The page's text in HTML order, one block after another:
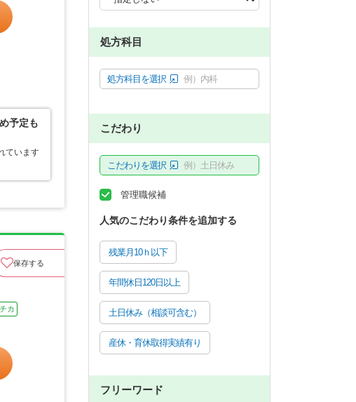
予定も
ています
保存する
カ
処方科目
処方科目を選択 例）内科
こだわり
こだわりを選択 例）土日休み
管理職候補
人気のこだわり条件を追加する
残業月10ｈ以下
年間休日120日以上
土日休み（相談可含む）
産休・育休取得実績有り
フリーワード